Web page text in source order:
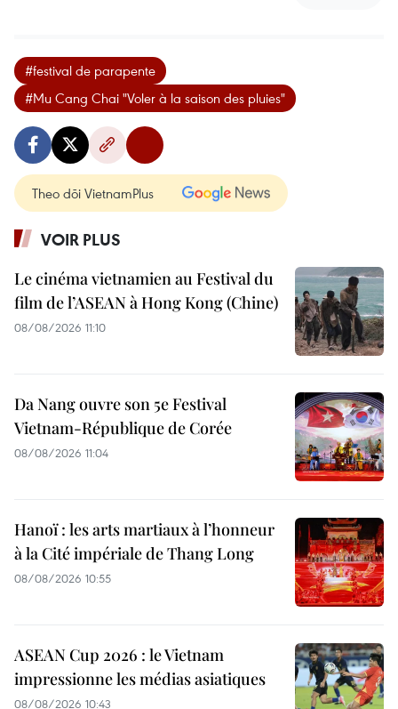
#festival de parapente
#Mu Cang Chai "Voler à la saison des pluies"
Theo dõi VietnamPlus
VOIR PLUS
Le cinéma vietnamien au Festival du
film de l’ASEAN à Hong Kong (Chine)
08/08/2026 11:10
Da Nang ouvre son 5e Festival
Vietnam-République de Corée
08/08/2026 11:04
Hanoï : les arts martiaux à l’honneur
à la Cité impériale de Thang Long
08/08/2026 10:55
ASEAN Cup 2026 : le Vietnam
impressionne les médias asiatiques
08/08/2026 10:43